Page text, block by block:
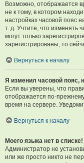
Возможно, отображается
не к тому, в котором
настройках часовой пояс
т. д. Учтите, что изменять
могут только
зарегистрированы, то
Вернуться к началу
Я изменил часовой пояс,
Если вы уверены, что
отображается по-
время на сервере.
Вернуться к началу
Моего языка нет в списке!
Администратор не
или же просто никто не